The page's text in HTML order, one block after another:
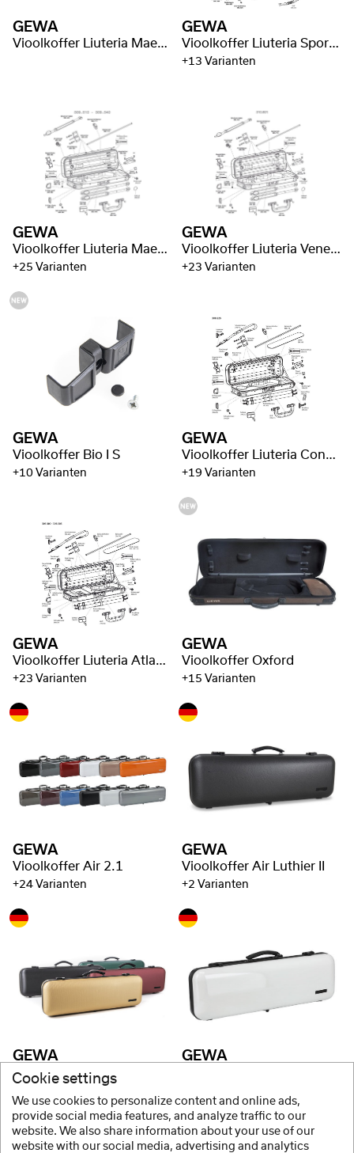
GEWA
Vioolkoffer Liuteria Maestro
GEWA
Vioolkoffer Liuteria Sport Style
+13 Varianten
GEWA
Vioolkoffer Liuteria Maestro
+25 Varianten
GEWA
Vioolkoffer Liuteria Venetië
+23 Varianten
GEWA
Vioolkoffer Bio I S
+10 Varianten
GEWA
Vioolkoffer Liuteria Concerto
+19 Varianten
GEWA
Vioolkoffer Liuteria Atlanta
+23 Varianten
GEWA
Vioolkoffer Oxford
+15 Varianten
GEWA
Vioolkoffer Air 2.1
+24 Varianten
GEWA
Vioolkoffer Air Luthier II
+2 Varianten
GEWA GEWA
1 / 4
Cookie settings
We use cookies to personalize content and online ads,
provide social media features, and analyze traffic to our
website. We also share information about your use of our
website with our social media, advertising and analytics